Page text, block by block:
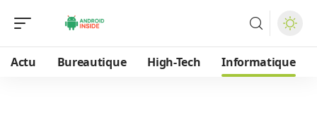
Actu Bureautique High-Tech Informatique